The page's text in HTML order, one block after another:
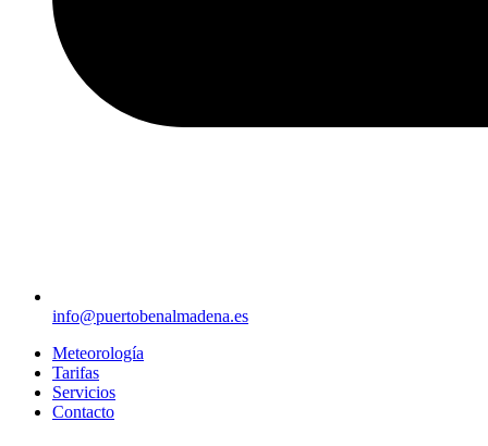
info@puertobenalmadena.es
Meteorología
Tarifas
Servicios
Contacto